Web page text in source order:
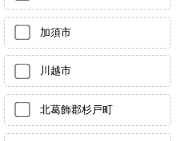
加須市
川越市
北葛飾郡杉戸町